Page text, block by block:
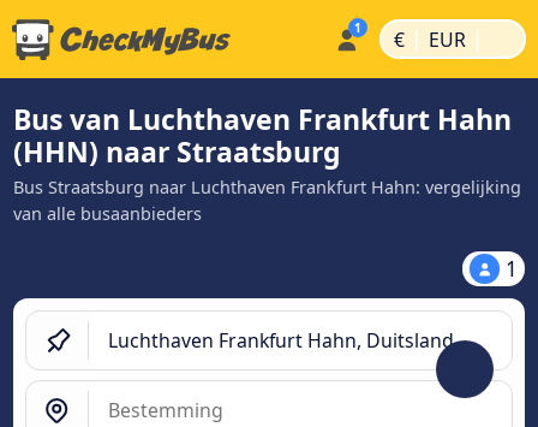
€ | EUR |
Bus van Luchthaven Frankfurt Hahn
(HHN) naar Straatsburg
Bus Straatsburg naar Luchthaven Frankfurt Hahn: vergelijking
van alle busaanbieders
1